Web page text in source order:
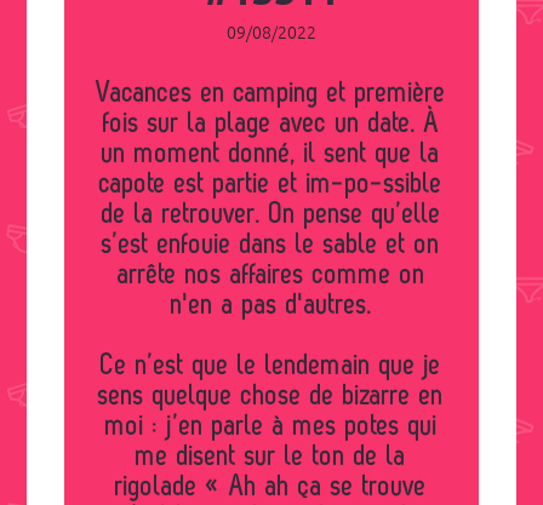
09/08/2022
Vacances en camping et première
fois sur la plage avec un date. À
un moment donné, il sent que la
capote est partie et im-po-ssible
de la retrouver. On pense qu’elle
s’est enfouie dans le sable et on
arrête nos affaires comme on
n'en a pas d'autres.
Ce n’est que le lendemain que je
sens quelque chose de bizarre en
moi : j’en parle à mes potes qui
me disent sur le ton de la
rigolade « Ah ah ça se trouve